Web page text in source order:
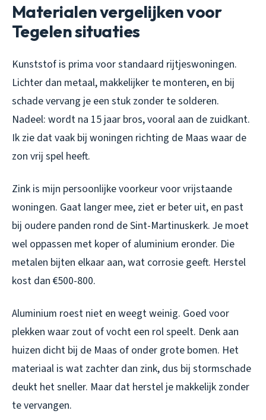
Materialen vergelijken voor
Tegelen situaties
Kunststof is prima voor standaard rijtjeswoningen.
Lichter dan metaal, makkelijker te monteren, en bij
schade vervang je een stuk zonder te solderen.
Nadeel: wordt na 15 jaar bros, vooral aan de zuidkant.
Ik zie dat vaak bij woningen richting de Maas waar de
zon vrij spel heeft.
Zink is mijn persoonlijke voorkeur voor vrijstaande
woningen. Gaat langer mee, ziet er beter uit, en past
bij oudere panden rond de Sint-Martinuskerk. Je moet
wel oppassen met koper of aluminium eronder. Die
metalen bijten elkaar aan, wat corrosie geeft. Herstel
kost dan €500-800.
Aluminium roest niet en weegt weinig. Goed voor
plekken waar zout of vocht een rol speelt. Denk aan
huizen dicht bij de Maas of onder grote bomen. Het
materiaal is wat zachter dan zink, dus bij stormschade
deukt het sneller. Maar dat herstel je makkelijk zonder
te vervangen.